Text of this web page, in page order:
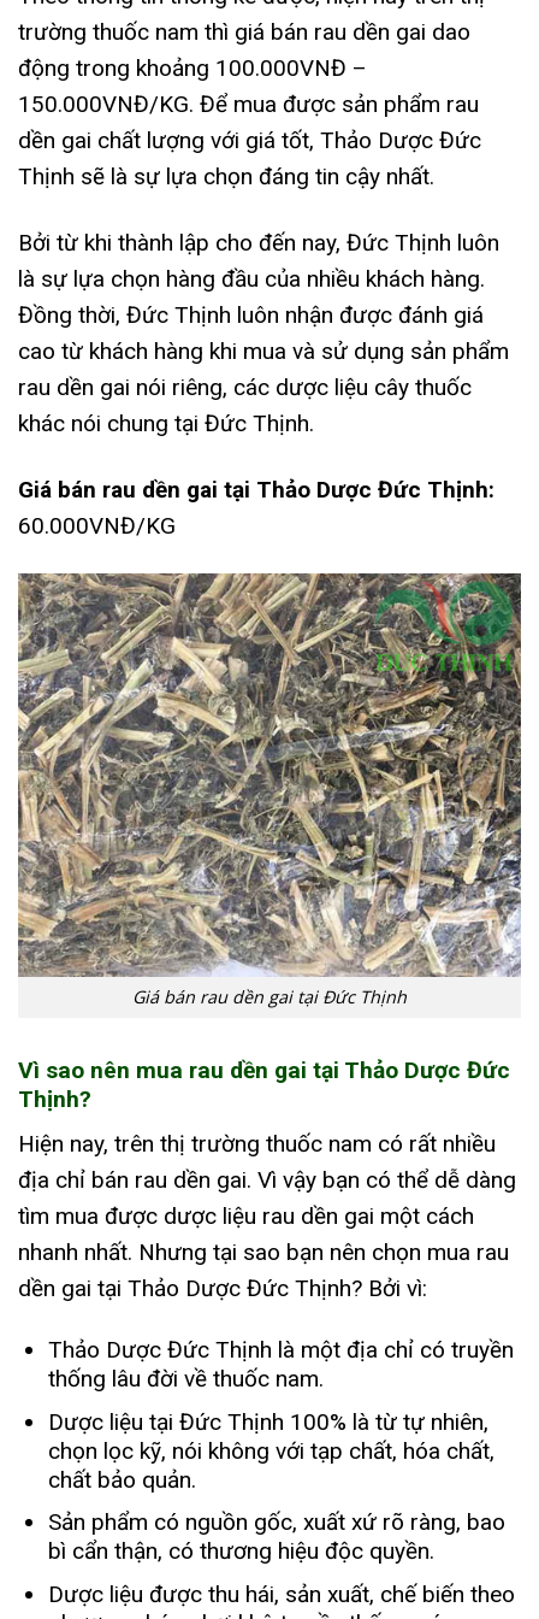
trường thuốc nam thì giá bán rau dền gai dao
động trong khoảng 100.000VNĐ –
150.000VNĐ/KG. Để mua được sản phẩm rau
dền gai chất lượng với giá tốt, Thảo Dược Đức
Thịnh sẽ là sự lựa chọn đáng tin cậy nhất.
Bởi từ khi thành lập cho đến nay, Đức Thịnh luôn
là sự lựa chọn hàng đầu của nhiều khách hàng.
Đồng thời, Đức Thịnh luôn nhận được đánh giá
cao từ khách hàng khi mua và sử dụng sản phẩm
rau dền gai nói riêng, các dược liệu cây thuốc
khác nói chung tại Đức Thịnh.
Giá bán rau dền gai tại Thảo Dược Đức Thịnh:
60.000VNĐ/KG
Giá bán rau dền gai tại Đức Thịnh
Vì sao nên mua rau dền gai tại Thảo Dược Đức
Thịnh?
Hiện nay, trên thị trường thuốc nam có rất nhiều
địa chỉ bán rau dền gai. Vì vậy bạn có thể dễ dàng
tìm mua được dược liệu rau dền gai một cách
nhanh nhất. Nhưng tại sao bạn nên chọn mua rau
dền gai tại Thảo Dược Đức Thịnh? Bởi vì:
Thảo Dược Đức Thịnh là một địa chỉ có truyền
thống lâu đời về thuốc nam.
Dược liệu tại Đức Thịnh 100% là từ tự nhiên,
chọn lọc kỹ, nói không với tạp chất, hóa chất,
chất bảo quản.
Sản phẩm có nguồn gốc, xuất xứ rõ ràng, bao
bì cẩn thận, có thương hiệu độc quyền.
Dược liệu được thu hái, sản xuất, chế biến theo